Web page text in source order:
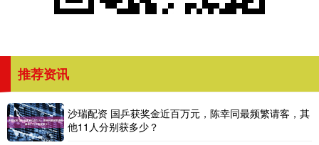
推荐资讯
沙瑞配资 国乒获奖金近百万元，陈幸同最频繁请客，其
他11人分别获多少？